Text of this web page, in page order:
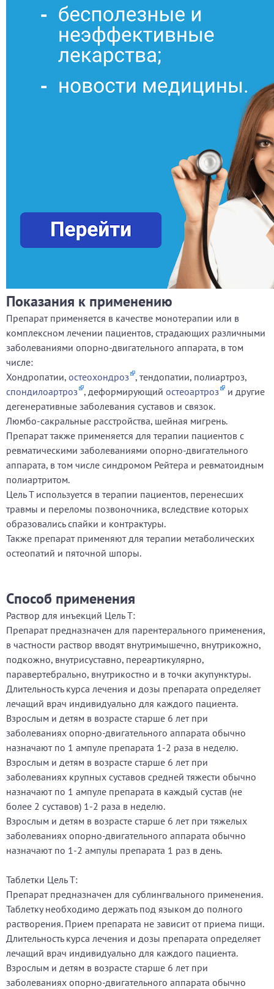
Показания к применению
Препарат применяется в качестве монотерапии или в
комплексном лечении пациентов, страдающих различными
заболеваниями опорно-двигательного аппарата, в том
числе:
Хондропатии, остеохондроз , тендопатии, полиартроз,
спондилоартроз , деформирующий остеоартроз
и другие
дегенеративные заболевания суставов и связок.
Люмбо-сакральные расстройства, шейная мигрень.
Препарат также применяется для терапии пациентов с
ревматическими заболеваниями опорно-двигательного
аппарата, в том числе синдромом Рейтера и ревматоидным
полиартритом.
Цель Т используется в терапии пациентов, перенесших
травмы и переломы позвоночника, вследствие которых
образовались спайки и контрактуры.
Также препарат применяют для терапии метаболических
остеопатий и пяточной шпоры.
Способ применения
Раствор для инъекций Цель Т:
Препарат предназначен для парентерального применения,
в частности раствор вводят внутримышечно, внутрикожно,
подкожно, внутрисуставно, переартикулярно,
паравертебрально, внутрикостно и в точки акупунктуры.
Длительность курса лечения и дозы препарата определяет
лечащий врач индивидуально для каждого пациента.
Взрослым и детям в возрасте старше 6 лет при
заболеваниях опорно-двигательного аппарата обычно
назначают по 1 ампуле препарата 1-2 раза в неделю.
Взрослым и детям в возрасте старше 6 лет при
заболеваниях крупных суставов средней тяжести обычно
назначают по 1 ампуле препарата в каждый сустав (не
более 2 суставов) 1-2 раза в неделю.
Взрослым и детям в возрасте старше 6 лет при тяжелых
заболеваниях опорно-двигательного аппарата обычно
назначают по 1-2 ампулы препарата 1 раз в день.
Таблетки Цель Т:
Препарат предназначен для сублингвального применения.
Таблетку необходимо держать под языком до полного
растворения. Прием препарата не зависит от приема пищи.
Длительность курса лечения и дозы препарата определяет
лечащий врач индивидуально для каждого пациента.
Взрослым и детям в возрасте старше 6 лет при
заболеваниях опорно-двигательного аппарата обычно